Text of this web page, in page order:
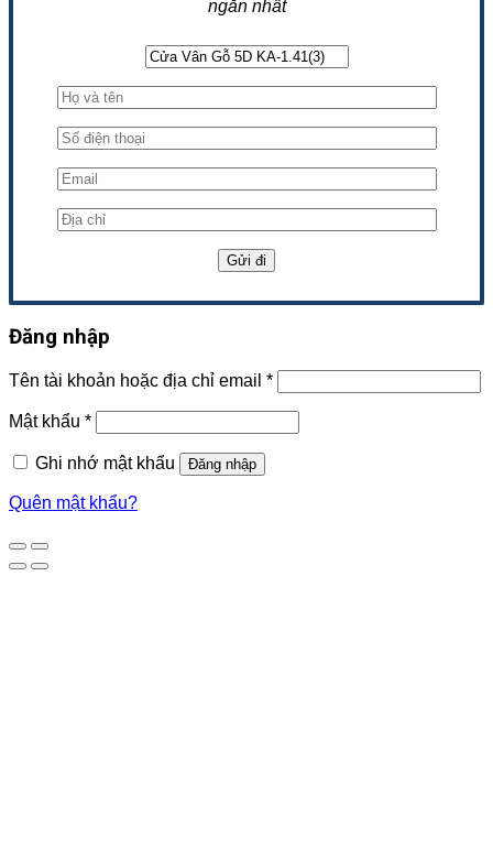
ngắn nhất
Đăng nhập
Tên tài khoản hoặc địa chỉ email *
Mật khẩu *
Ghi nhớ mật khẩu Đăng nhập
Quên mật khẩu?